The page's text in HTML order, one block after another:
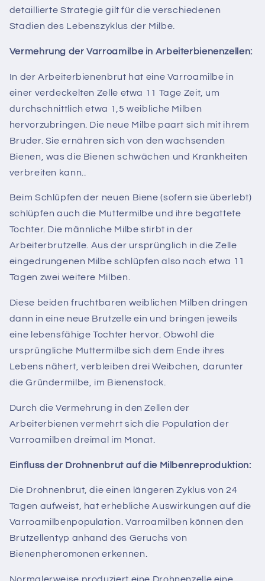
detaillierte Strategie gilt für die verschiedenen
Stadien des Lebenszyklus der Milbe.
Vermehrung der Varroamilbe in Arbeiterbienenzellen:
In der Arbeiterbienenbrut hat eine Varroamilbe in
einer verdeckelten Zelle etwa 11 Tage Zeit, um
durchschnittlich etwa 1,5 weibliche Milben
hervorzubringen. Die neue Milbe paart sich mit ihrem
Bruder. Sie ernähren sich von den wachsenden
Bienen, was die Bienen schwächen und Krankheiten
verbreiten kann..
Beim Schlüpfen der neuen Biene (sofern sie überlebt)
schlüpfen auch die Muttermilbe und ihre begattete
Tochter. Die männliche Milbe stirbt in der
Arbeiterbrutzelle. Aus der ursprünglich in die Zelle
eingedrungenen Milbe schlüpfen also nach etwa 11
Tagen zwei weitere Milben.
Diese beiden fruchtbaren weiblichen Milben dringen
dann in eine neue Brutzelle ein und bringen jeweils
eine lebensfähige Tochter hervor. Obwohl die
ursprüngliche Muttermilbe sich dem Ende ihres
Lebens nähert, verbleiben drei Weibchen, darunter
die Gründermilbe, im Bienenstock.
Durch die Vermehrung in den Zellen der
Arbeiterbienen vermehrt sich die Population der
Varroamilben dreimal im Monat.
Einfluss der Drohnenbrut auf die Milbenreproduktion:
Die Drohnenbrut, die einen längeren Zyklus von 24
Tagen aufweist, hat erhebliche Auswirkungen auf die
Varroamilbenpopulation. Varroamilben können den
Brutzellentyp anhand des Geruchs von
Bienenpheromonen erkennen.